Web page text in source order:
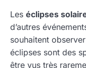
Les éclipses
d’autres
souhaitent
éclipses sont des
être vus très